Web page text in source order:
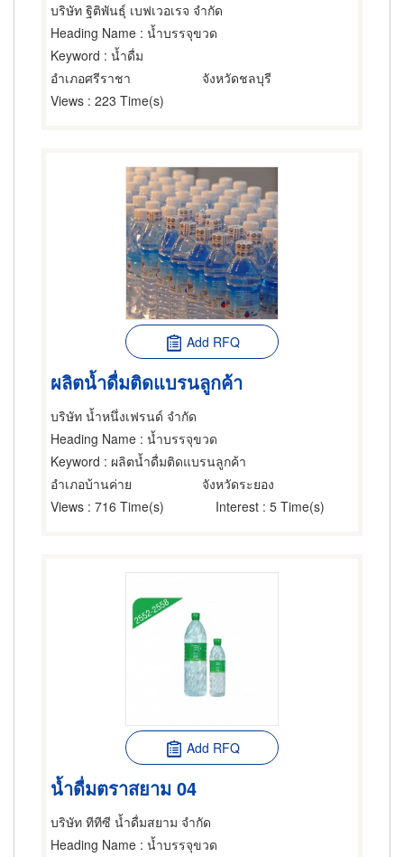
บริษัท ฐิติพันธุ์ เบฟเวอเรจ จำกัด
Heading Name : น้ำบรรจุขวด
Keyword : น้ำดื่ม
อำเภอศรีราชา
จังหวัดชลบุรี
Views : 223 Time(s)
Add RFQ
ผลิตน้ำดื่มติดแบรนลูกค้า
บริษัท น้ำหนึ่งเฟรนด์ จำกัด
Heading Name : น้ำบรรจุขวด
Keyword : ผลิตน้ำดื่มติดแบรนลูกค้า
อำเภอบ้านค่าย
จังหวัดระยอง
Views : 716 Time(s) Interest : 5 Time(s)
Add RFQ
น้ำดื่มตราสยาม 04
บริษัท ทีทีซี น้ำดื่มสยาม จำกัด
Heading Name : น้ำบรรจุขวด